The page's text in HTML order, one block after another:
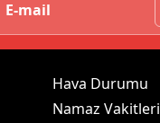
Hava Durumu
Namaz Vakitleri